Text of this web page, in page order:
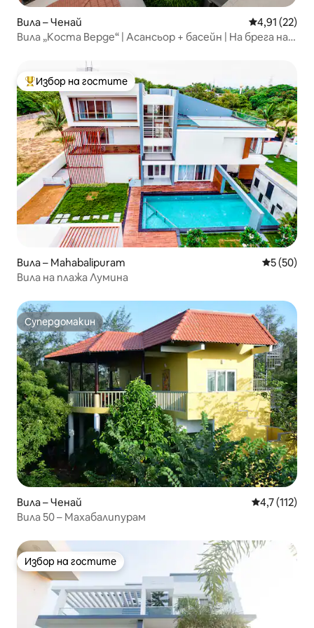
Вила – Ченай Средна
4,91 (22)
Вила „Коста Верде“ | Асансьор + басейн | На брега на
Най-популярен избор на гостите
Избор на гостите
Вила – Mahabalipuram Средна
5 (50)
Вила на плажа Лумина
Супердомакин
Супердомакин
Вила – Ченай Средна
4,7 (112)
Вила 50 – Махабалипурам
Избор на гостите
Избор на гостите